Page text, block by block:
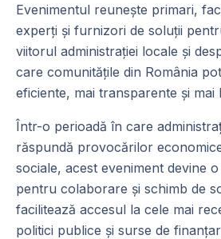
Evenimentul reunește primari,
experți și furnizori de soluții
viitorul administrației locale și
care comunitățile din România
eficiente, mai transparente și mai
Într-o perioadă în care
răspundă provocărilor
sociale, acest eveniment devine
pentru colaborare și schimb de
facilitează accesul la cele mai
politici publice și surse de